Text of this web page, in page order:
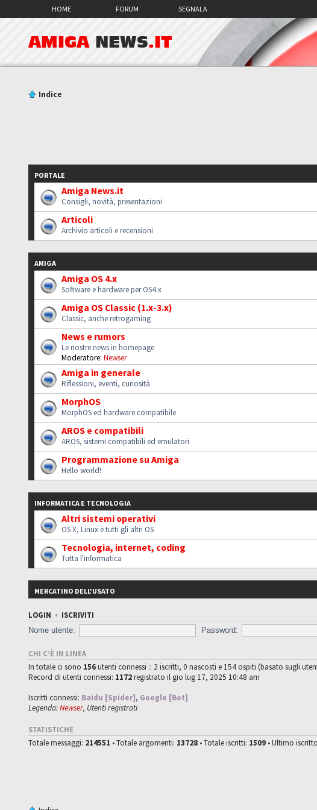
HOME FORUM SEGNALA
AMIGA NEWS.IT
Indice
PORTALE
Amiga News.it
Consigli, novità, presentazioni
Articoli
Archivio articoli e recensioni
AMIGA
Amiga OS 4.x
Software e hardware per OS4.x
Amiga OS Classic (1.x-3.x)
Classic, anche retrogaming
News e rumors
Le nostre news in homepage
Moderatore: Newser
Amiga in generale
Riflessioni, eventi, curiosità
MorphOS
MorphOS ed hardware compatibile
AROS e compatibili
AROS, sistemi compatibili ed emulatori
Programmazione su Amiga
Hello world!
INFORMATICA E TECNOLOGIA
Altri sistemi operativi
OS X, Linux e tutti gli altri OS
Tecnologia, internet, coding
Tutta l'informatica
MERCATINO DELL'USATO
LOGIN • ISCRIVITI
Nome utente:
Password:
CHI C’È IN LINEA
In totale ci sono 156utenti connessi :: 2 iscritti, 0 nascosti e 154 ospiti (basato sugli
Record di utenti connessi: 1172registrato il gio lug 17, 2025 10:48 am
Iscritti connessi: Baidu [Spider], Google [Bot]
Legenda:Newser, Utenti registrati
STATISTICHE
Totale messaggi: 214551 • Totale argomenti: 13728 • Totale iscritti: 1509 • Ultimo